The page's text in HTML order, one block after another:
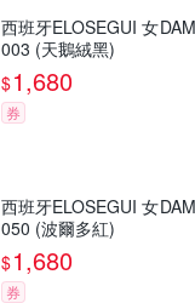
西班牙ELOSEGUI 女
003 (天鵝絨黑)
$1,680
券
西班牙ELOSEGUI 女
050 (波爾多紅)
$1,680
券